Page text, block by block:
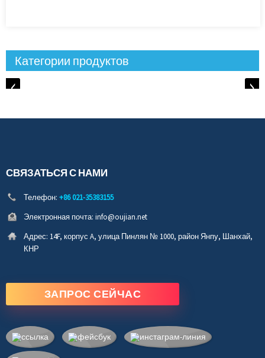
Категории продуктов
СВЯЗАТЬСЯ С НАМИ
Телефон: +86 021-35383155
Электронная почта: info@oujian.net
Адрес: 14F, корпус A, улица Пинлян № 1000, район Янпу, Шанхай,
КНР
ЗАПРОС СЕЙЧАС